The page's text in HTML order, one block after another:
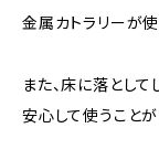
金属カトラリーが使
また、床に落とし
安心して使うこと